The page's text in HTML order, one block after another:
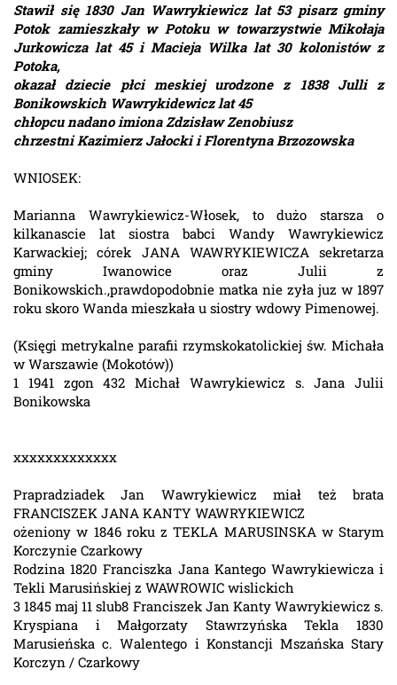
Stawił się 1830 Jan Wawrykiewicz lat 53 pisarz gminy
Potok zamieszkały w Potoku w towarzystwie Mikołaja
Jurkowicza lat 45 i Macieja Wilka lat 30 kolonistów z
Potoka,
okazał dziecie płci meskiej urodzone z 1838 Julli z
Bonikowskich Wawrykidewicz lat 45
chłopcu nadano imiona Zdzisław Zenobiusz
chrzestni Kazimierz Jałocki i Florentyna Brzozowska
WNIOSEK:
Marianna Wawrykiewicz-Włosek, to dużo starsza o
kilkanascie lat siostra babci Wandy Wawrykiewicz
Karwackiej; córek JANA WAWRYKIEWICZA sekretarza
gminy Iwanowice oraz Julii z
Bonikowskich.,prawdopodobnie matka nie zyła juz w 1897
roku skoro Wanda mieszkała u siostry wdowy Pimenowej.
(Księgi metrykalne parafii rzymskokatolickiej św. Michała
w Warszawie (Mokotów))
1 1941 zgon 432 Michał Wawrykiewicz s. Jana Julii
Bonikowska
xxxxxxxxxxxxx
Prapradziadek Jan Wawrykiewicz miał też brata
FRANCISZEK JANA KANTY WAWRYKIEWICZ
ożeniony w 1846 roku z TEKLA MARUSINSKA w Starym
Korczynie Czarkowy
Rodzina 1820 Franciszka Jana Kantego Wawrykiewicza i
Tekli Marusińskiej z WAWROWIC wislickich
3 1845 maj 11 slub8 Franciszek Jan Kanty Wawrykiewicz s.
Kryspiana i Małgorzaty Stawrzyńska Tekla 1830
Marusieńska c. Walentego i Konstancji Mszańska Stary
Korczyn / Czarkowy